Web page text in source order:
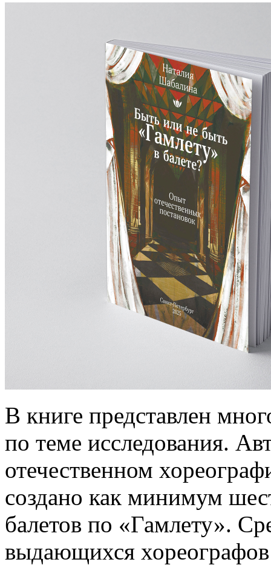
В книге представлен
по теме исследования.
отечественном
создано как минимум
балетов по «Гамлету».
выдающихся